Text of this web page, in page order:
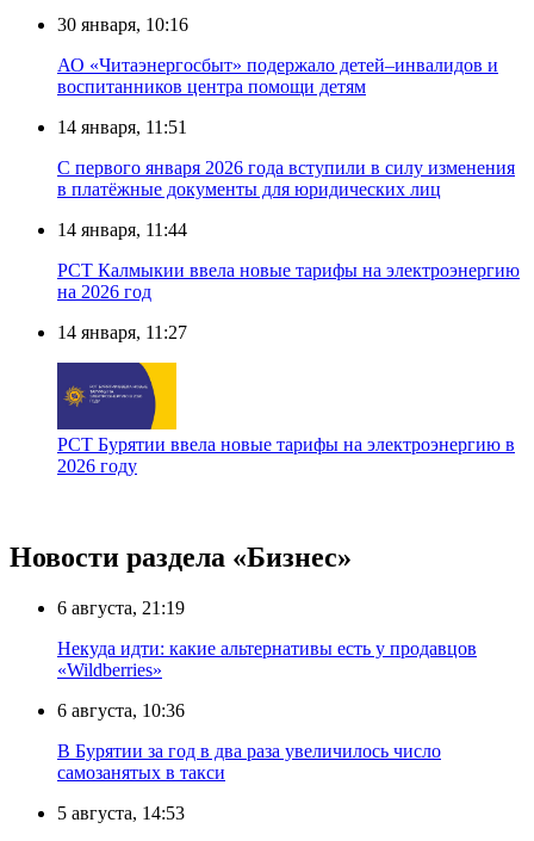
30 января, 10:16
АО «Читаэнергосбыт» подержало детей–инвалидов и
воспитанников центра помощи детям
14 января, 11:51
С первого января 2026 года вступили в силу изменения
в платёжные документы для юридических лиц
14 января, 11:44
РСТ Калмыкии ввела новые тарифы на электроэнергию
на 2026 год
14 января, 11:27
РСТ Бурятии ввела новые тарифы на электроэнергию в
2026 году
Новости раздела «Бизнес»
6 августа, 21:19
Некуда идти: какие альтернативы есть у продавцов
«Wildberries»
6 августа, 10:36
В Бурятии за год в два раза увеличилось число
самозанятых в такси
5 августа, 14:53